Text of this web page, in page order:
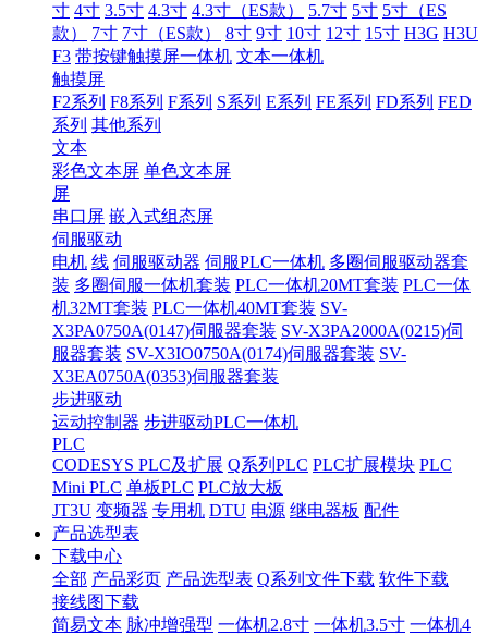
寸 4寸 3.5寸 4.3寸 4.3寸（ES款） 5.7寸 5寸 5寸（ES
款）
7寸 7寸（ES款） 8寸 9寸 10寸 12寸 15寸 H3G H3U
F3 带按键触摸屏一体机 文本一体机
触摸屏
F2系列 F8系列 F系列 S系列 E系列 FE系列 FD系列 FED
系列 其他系列
文本
彩色文本屏 单色文本屏
屏
串口屏 嵌入式组态屏
伺服驱动
电机 线 伺服驱动器 伺服PLC一体机 多圈伺服驱动器套
装 多圈伺服一体机套装 PLC一体机20MT套装 PLC一体
机32MT套装 PLC一体机40MT套装 SV-
X3PA0750A(0147)伺服器套装 SV-X3PA2000A(0215)伺
服器套装 SV-X3IO0750A(0174)伺服器套装 SV-
X3EA0750A(0353)伺服器套装
步进驱动
运动控制器 步进驱动PLC一体机
PLC
CODESYS PLC及扩展 Q系列PLC PLC扩展模块 PLC
Mini PLC 单板PLC PLC放大板
JT3U 变频器 专用机 DTU 电源 继电器板 配件
产品选型表
下载中心
全部 产品彩页 产品选型表 Q系列文件下载 软件下载
接线图下载
简易文本 脉冲增强型 一体机2.8寸 一体机3.5寸 一体机4